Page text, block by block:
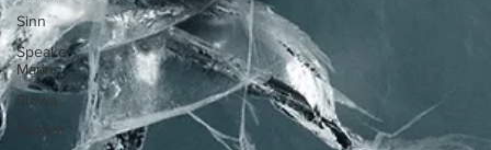
Sinn
Speake
Marin
Stowa
Swatch